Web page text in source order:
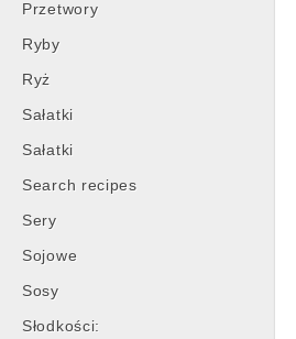
Przetwory
Ryby
Ryż
Sałatki
Sałatki
Search recipes
Sery
Sojowe
Sosy
Słodkości: